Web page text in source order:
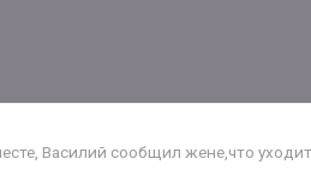
Василий сообщил жене,что